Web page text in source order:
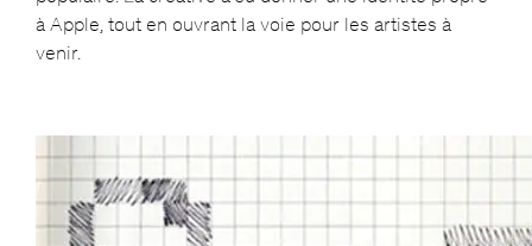
à Apple, tout en ouvrant la voie pour les artistes à
venir.